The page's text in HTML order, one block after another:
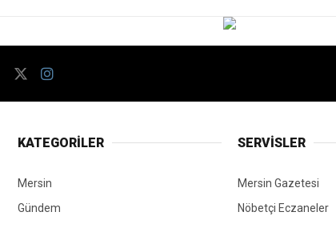
KATEGORİLER
Mersin
Gündem
SERVİSLER
Mersin Gazetesi
Nöbetçi Eczaneler